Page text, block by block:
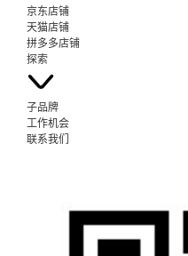
京东店铺
天猫店铺
拼多多店铺
探索
子品牌
工作机会
联系我们